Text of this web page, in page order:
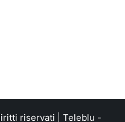
riservati | Teleblu -